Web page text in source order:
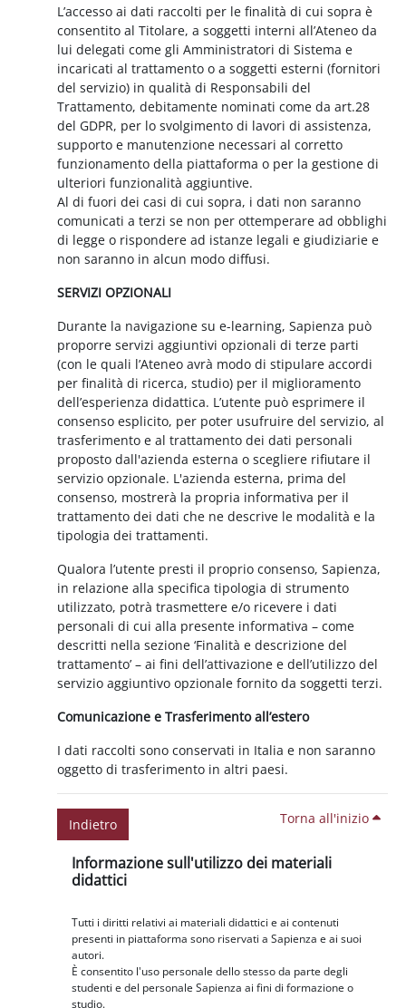
L’accesso ai dati raccolti per le finalità di cui sopra è
consentito al Titolare, a soggetti interni all’Ateneo da
lui delegati come gli Amministratori di Sistema e
incaricati al trattamento o a soggetti esterni (fornitori
del servizio) in qualità di Responsabili del
Trattamento, debitamente nominati come da art.28
del GDPR, per lo svolgimento di lavori di assistenza,
supporto e manutenzione necessari al corretto
funzionamento della piattaforma o per la gestione di
ulteriori funzionalità aggiuntive.
Al di fuori dei casi di cui sopra, i dati non saranno
comunicati a terzi se non per ottemperare ad obblighi
di legge o rispondere ad istanze legali e giudiziarie e
non saranno in alcun modo diffusi.
SERVIZI OPZIONALI
Durante la navigazione su e-learning, Sapienza può
proporre servizi aggiuntivi opzionali di terze parti
(con le quali l’Ateneo avrà modo di stipulare accordi
per finalità di ricerca, studio) per il miglioramento
dell’esperienza didattica. L’utente può esprimere il
consenso esplicito, per poter usufruire del servizio, al
trasferimento e al trattamento dei dati personali
proposto dall'azienda esterna o scegliere rifiutare il
servizio opzionale. L'azienda esterna, prima del
consenso, mostrerà la propria informativa per il
trattamento dei dati che ne descrive le modalità e la
tipologia dei trattamenti.
Qualora l’utente presti il proprio consenso, Sapienza,
in relazione alla specifica tipologia di strumento
utilizzato, potrà trasmettere e/o ricevere i dati
personali di cui alla presente informativa – come
descritti nella sezione ‘Finalità e descrizione del
trattamento’ – ai fini dell’attivazione e dell’utilizzo del
servizio aggiuntivo opzionale fornito da soggetti terzi.
Comunicazione e Trasferimento all’estero
I dati raccolti sono conservati in Italia e non saranno
oggetto di trasferimento in altri paesi.
Indietro Torna all'inizio
Blocchi
Informazione sull'utilizzo dei materiali
didattici
Tutti i diritti relativi ai materiali didattici e ai contenuti
presenti in piattaforma sono riservati a Sapienza e ai suoi
autori.
È consentito l'uso personale dello stesso da parte degli
studenti e del personale Sapienza ai fini di formazione o
studio.